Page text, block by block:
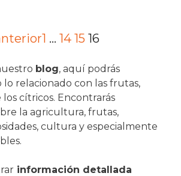
1 … 14 15 16
blog, aquí podrás
relacionado con las frutas,
cítricos. Encontrarás
la agricultura, frutas,
cultura y especialmente
información detallada